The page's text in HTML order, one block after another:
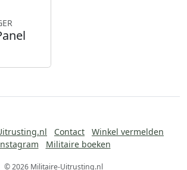
Contact
Winkel vermelden
Militaire boeken
© 2026 Militaire-Uitrusting.nl